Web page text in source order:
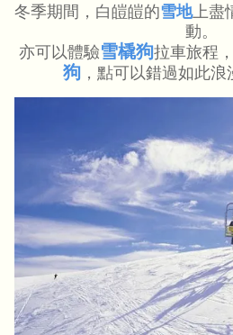
冬季期間，白皚皚的雪地上盡
動。
亦可以體驗雪橇狗拉車旅程
狗 ，點可以錯過如此浪